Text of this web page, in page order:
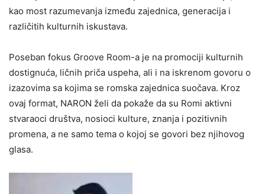
kao most razumevanja između zajednica, generacija i
različitih kulturnih iskustava.
Poseban fokus Groove Room-a je na promociji kulturnih
dostignuća, ličnih priča uspeha, ali i na iskrenom govoru o
izazovima sa kojima se romska zajednica suočava. Kroz
ovaj format, NARON želi da pokaže da su Romi aktivni
stvaraoci društva, nosioci kulture, znanja i pozitivnih
promena, a ne samo tema o kojoj se govori bez njihovog
glasa.